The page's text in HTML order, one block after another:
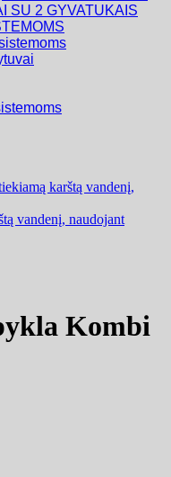
SU 2 GYVATUKAIS
Kombi